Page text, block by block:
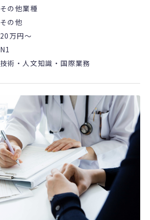
その他業種
その他
20万円〜
N1
技術・人文知識・国際業務